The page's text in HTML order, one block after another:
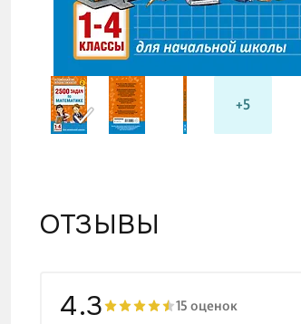
+5
ОТЗЫВЫ
4.3 15 оценок